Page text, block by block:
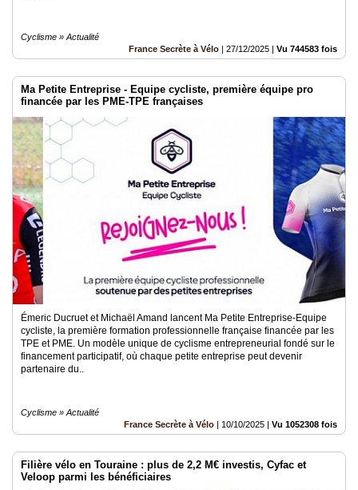
Cyclisme » Actualité
France Secrète à Vélo | 27/12/2025 | Vu 744583 fois
Ma Petite Entreprise - Equipe cycliste, première équipe pro
financée par les PME-TPE françaises
Émeric Ducruet et Michaël Amand lancent Ma Petite Entreprise-Equipe
cycliste, la première formation professionnelle française financée par les
TPE et PME. Un modèle unique de cyclisme entrepreneurial fondé sur le
financement participatif, où chaque petite entreprise peut devenir
partenaire du..
Cyclisme » Actualité
France Secrète à Vélo | 10/10/2025 | Vu 1052308 fois
Filière vélo en Touraine : plus de 2,2 M€ investis, Cyfac et
Veloop parmi les bénéficiaires